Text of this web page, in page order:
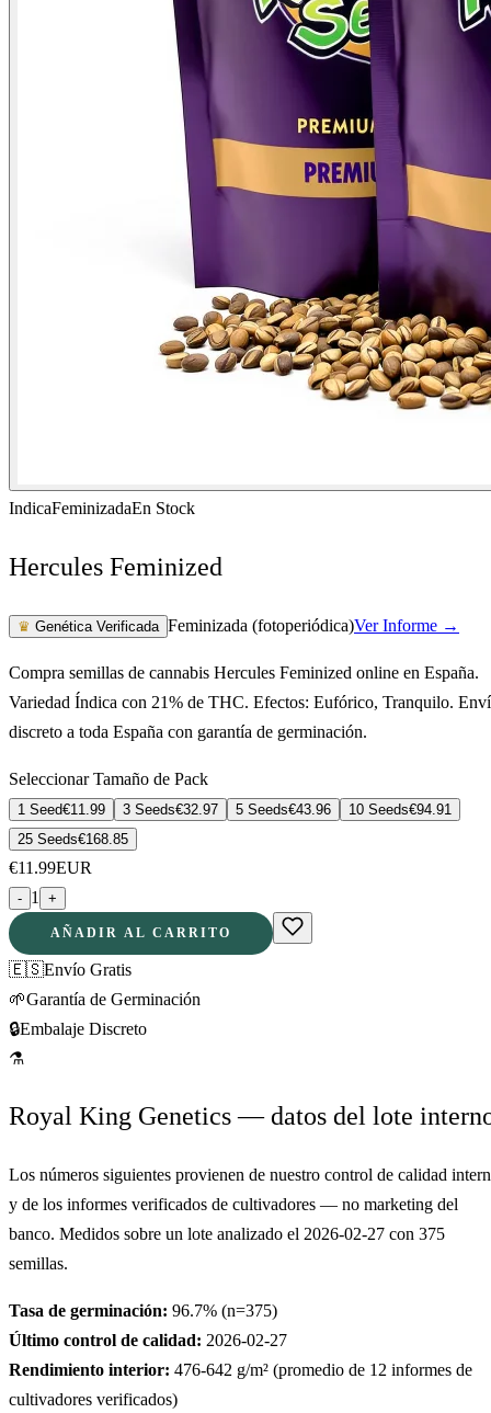
IndicaFeminizadaEn Stock
Hercules Feminized
♛ Genética Verificada Feminizada (fotoperiódica)Ver Informe →
Compra semillas de cannabis Hercules Feminized online en España.
Variedad Índica con 21% de THC. Efectos: Eufórico, Tranquilo.
discreto a toda España con garantía de germinación.
Seleccionar Tamaño de Pack
1 Seed€11.99 3 Seeds€32.97 5 Seeds€43.96 10 Seeds€94.91
25 Seeds€168.85
€11.99EUR
- 1 +
AÑADIR AL CARRITO
🇪🇸Envío Gratis
🌱Garantía de Germinación
🔒Embalaje Discreto
⚗
Royal King Genetics — datos del lote
Los números siguientes provienen de nuestro control de calidad
y de los informes verificados de cultivadores — no marketing del
banco. Medidos sobre un lote analizado el 2026-02-27 con 375
semillas.
Tasa de germinación: 96.7% (n=375)
Último control de calidad: 2026-02-27
Rendimiento interior: 476-642 g/m² (promedio de 12 informes de
cultivadores verificados)